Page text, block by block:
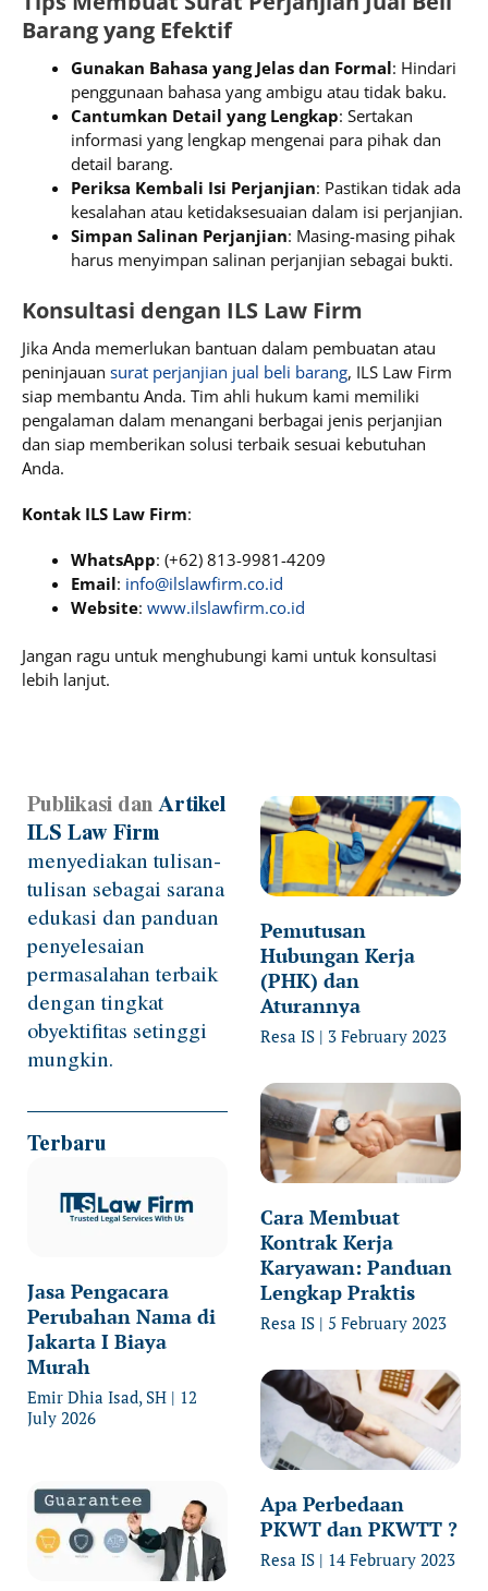
Barang yang Efektif
Gunakan Bahasa yang Jelas dan Formal: Hindari
penggunaan bahasa yang ambigu atau tidak baku.
Cantumkan Detail yang Lengkap: Sertakan
informasi yang lengkap mengenai para pihak dan
detail barang.
Periksa Kembali Isi Perjanjian: Pastikan tidak ada
kesalahan atau ketidaksesuaian dalam isi perjanjian.
Simpan Salinan Perjanjian: Masing-masing pihak
harus menyimpan salinan perjanjian sebagai bukti.
Konsultasi dengan ILS Law Firm
Jika Anda memerlukan bantuan dalam pembuatan atau
peninjauan surat perjanjian jual beli barang, ILS Law Firm
siap membantu Anda. Tim ahli hukum kami memiliki
pengalaman dalam menangani berbagai jenis perjanjian
dan siap memberikan solusi terbaik sesuai kebutuhan
Anda.
Kontak ILS Law Firm:
WhatsApp: (+62) 813-9981-4209
Email: info@ilslawfirm.co.id
Website: www.ilslawfirm.co.id
Jangan ragu untuk menghubungi kami untuk konsultasi
lebih lanjut.
Publikasi danArtikel
ILS Law Firm
menyediakan tulisan-
tulisan sebagai sarana
edukasi dan panduan
penyelesaian
permasalahan terbaik
dengan tingkat
obyektifitas setinggi
mungkin.
Terbaru
Jasa Pengacara
Perubahan Nama di
Jakarta I Biaya
Murah
Emir Dhia Isad, SH
12
July 2026
Pemutusan
Hubungan Kerja
(PHK) dan
Aturannya
Resa IS 3 February 2023
Cara Membuat
Kontrak Kerja
Karyawan: Panduan
Lengkap Praktis
Resa IS 5 February 2023
Apa Perbedaan
PKWT dan PKWTT ?
Resa IS 14 February 2023
PagePagePagePagePage